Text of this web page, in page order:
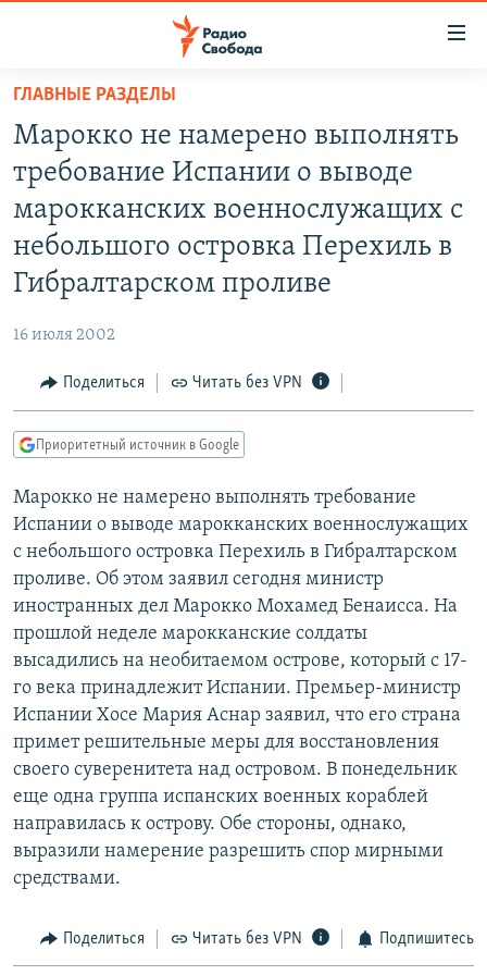
упрощенного
доступа
Вернуться
основному
содержанию
Вернутся
главной
Вернутся
поиску
ПОДКАСТЫ
АВТОРСКИЕ ПРОЕКТЫ
ЦИТАТЫ СВОБОДЫ
МНЕНИЯ
КАВКАЗ.РЕАЛИИ
СЕВЕР.РЕАЛИИ
РАСПИСАНИЕ ВЕЩАНИЯ
ПОДПИШИТЕСЬ НА РАССЫЛКУ
СОЦИАЛЬНЫЕ СЕТИ
Все сайты РСЕ/РС
ГЛАВНЫЕ РАЗДЕЛЫ
Марокко не намерено выполнять
требование Испании о выводе
марокканских военнослужащих с
небольшого островка Перехиль в
Гибралтарском проливе
16 июля 2002
Поделиться Читать без VPN
Приоритетный источник в Google
Марокко не намерено выполнять требование
Испании о выводе марокканских военнослужащих
с небольшого островка Перехиль в Гибралтарском
проливе. Об этом заявил сегодня министр
иностранных дел Марокко Мохамед Бенаисса. На
прошлой неделе марокканские солдаты
высадились на необитаемом острове, который с 17-
го века принадлежит Испании. Премьер-министр
Испании Хосе Мария Аснар заявил, что его страна
примет решительные меры для восстановления
своего суверенитета над островом. В понедельник
еще одна группа испанских военных кораблей
направилась к острову. Обе стороны, однако,
выразили намерение разрешить спор мирными
средствами.
Поделиться Читать без VPN Подпишитесь